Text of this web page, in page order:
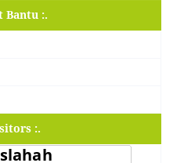
Bantu :.
:.